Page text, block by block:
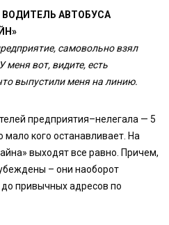
АВТОБУСА
самовольно взял
меня вот, видите, есть
выпустили меня на линию.
предприятия–нелегала — 5
мало кого останавливает. На
выходят все равно. Причем,
– они наоборот
привычных адресов по